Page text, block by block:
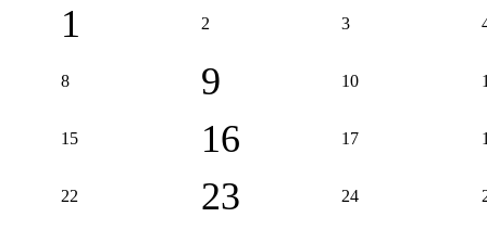
1 2 3
8 9 10
15 16 17
22 23 24